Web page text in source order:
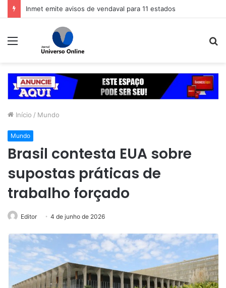
Inmet emite avisos de vendaval para 11 estados
Menu
Início / Mundo
Mundo
Brasil contesta EUA sobre
supostas práticas de
trabalho forçado
Editor 4 de junho de 2026